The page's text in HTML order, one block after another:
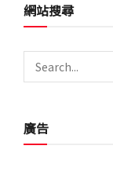
網站搜尋
廣告